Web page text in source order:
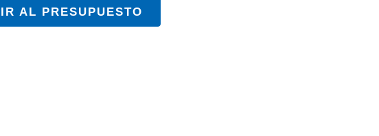
AL PRESUPUESTO